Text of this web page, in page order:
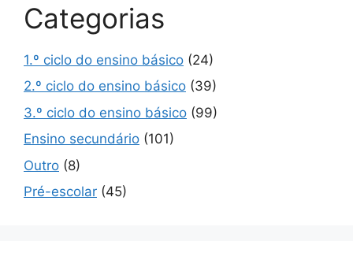
Categorias
1.º ciclo do ensino básico (24)
2.º ciclo do ensino básico (39)
3.º ciclo do ensino básico (99)
Ensino secundário (101)
Outro (8)
Pré-escolar (45)